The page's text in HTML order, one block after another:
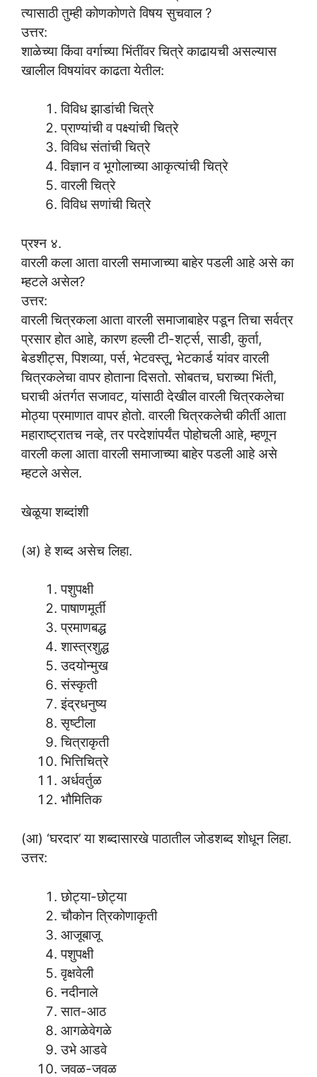
त्यासाठी तुम्ही कोणकोणते विषय सुचवाल ?
उत्तर:
शाळेच्या किंवा वर्गाच्या भिंतींवर चित्रे काढायची असल्यास
खालील विषयांवर काढता येतील:
विविध झाडांची चित्रे
प्राण्यांची व पक्ष्यांची चित्रे
विविध संतांची चित्रे
विज्ञान व भूगोलाच्या आकृत्यांची चित्रे
वारली चित्रे
विविध सणांची चित्रे
प्रश्न ४.
वारली कला आता वारली समाजाच्या बाहेर पडली आहे असे का
म्हटले असेल?
उत्तर:
वारली चित्रकला आता वारली समाजाबाहेर पडून तिचा सर्वत्र
प्रसार होत आहे, कारण हल्ली टी-शर्ट्स, साडी, कुर्ता,
बेडशीट्स, पिशव्या, पर्स, भेटवस्तू, भेटकार्ड यांवर वारली
चित्रकलेचा वापर होताना दिसतो. सोबतच, घराच्या भिंती,
घराची अंतर्गत सजावट, यांसाठी देखील वारली चित्रकलेचा
मोठ्या प्रमाणात वापर होतो. वारली चित्रकलेची कीर्ती आता
महाराष्ट्रातच नव्हे, तर परदेशांपर्यंत पोहोचली आहे, म्हणून
वारली कला आता वारली समाजाच्या बाहेर पडली आहे असे
म्हटले असेल.
खेळूया शब्दांशी
(अ) हे शब्द असेच लिहा.
पशुपक्षी
पाषाणमूर्ती
प्रमाणबद्ध
शास्त्रशुद्ध
उदयोन्मुख
संस्कृती
इंद्रधनुष्य
सृष्टीला
चित्राकृती
भित्तिचित्रे
अर्धवर्तुळ
भौमितिक
(आ) ‘घरदार’ या शब्दासारखे पाठातील जोडशब्द शोधून लिहा.
उत्तर:
छोट्या-छोट्या
चौकोन त्रिकोणाकृती
आजूबाजू
पशुपक्षी
वृक्षवेली
नदीनाले
सात-आठ
आगळेवेगळे
उभे आडवे
जवळ-जवळ